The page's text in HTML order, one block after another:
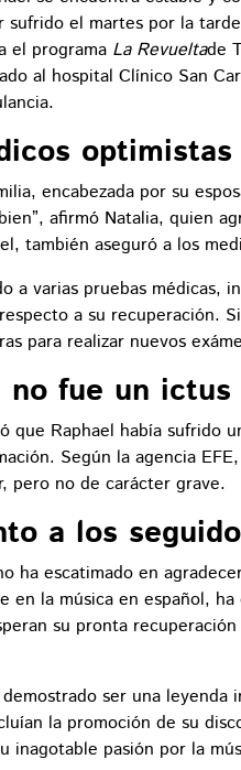
sufrido el martes por la
el programa La Revueltade
al hospital Clínico San
encabezada por su
afirmó Natalia, quien
también aseguró a los
a varias pruebas médicas,
a su recuperación.
para realizar nuevos
no fue un ictus
que Raphael había sufrido
Según la agencia
pero no de carácter grave.
a los
ha escatimado en
en la música en español,
su pronta
ser una leyenda
la promoción de su
inagotable pasión por la